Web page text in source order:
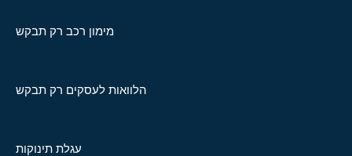
מימון רכב רק תבקש
הלוואות לעסקים רק תבקש
עגלת תינוקות